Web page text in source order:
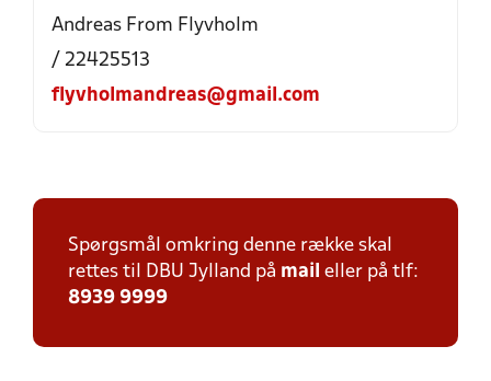
Andreas From Flyvholm
/ 22425513
flyvholmandreas@gmail.com
Spørgsmål omkring denne række skal
rettes til DBU Jylland på mail eller på tlf:
8939 9999